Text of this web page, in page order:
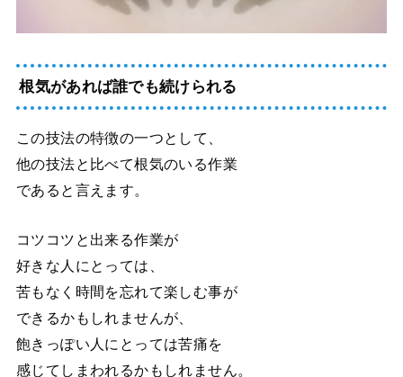
根気があれば誰でも続けられる
この技法の特徴の一つとして、
他の技法と比べて根気のいる作業
であると言えます。
コツコツと出来る作業が
好きな人にとっては、
苦もなく時間を忘れて楽しむ事が
できるかもしれませんが、
飽きっぽい人にとっては苦痛を
感じてしまわれるかもしれません。